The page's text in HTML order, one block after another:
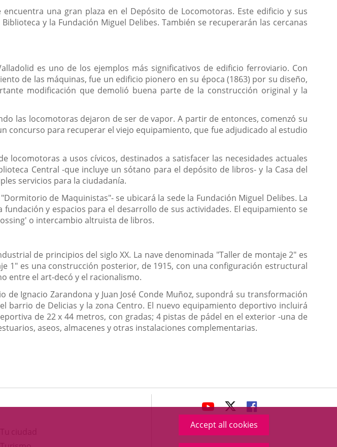
Accept all cookies
una gran plaza en el Depósito de Locomotoras. Este edificio y sus
y la Fundación Miguel Delibes. También se recuperarán las cercanas
es uno de los ejemplos más significativos de edificio ferroviario. Con
de las máquinas, fue un edificio pionero en su época (1863) por su diseño,
modificación que demolió buena parte de la construcción original y la
las locomotoras dejaron de ser de vapor. A partir de entonces, comenzó su
concurso para recuperar el viejo equipamiento, que fue adjudicado al estudio
a usos cívicos, destinados a satisfacer las necesidades actuales
Central -que incluye un sótano para el depósito de libros- y la Casa del
servicios para la ciudadanía.
de Maquinistas"- se ubicará la sede la Fundación Miguel Delibes. La
y espacios para el desarrollo de sus actividades. El equipamiento se
o intercambio altruista de libros.
de principios del siglo XX. La nave denominada "Taller de montaje 2" es
1" es una construcción posterior, de 1915, con una configuración estructural
entre el art-decó y el racionalismo.
Ignacio Zarandona y Juan José Conde Muñoz, supondrá su transformación
barrio de Delicias y la zona Centro. El nuevo equipamiento deportivo incluirá
de 22 x 44 metros, con gradas; 4 pistas de pádel en el exterior -una de
aseos, almacenes y otras instalaciones complementarias.
avaHeaderSocial
LINK
TO
EXTERNAL
APPLICATION.
LINK
TO
EXTERNAL
APPLICATION.
LINK
TO
EXTERNAL
APPLICATION.